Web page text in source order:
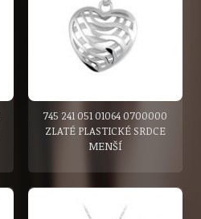
745 241 051 01064 0700000
ZLATÉ PLASTICKÉ SRDCE
MENŠÍ